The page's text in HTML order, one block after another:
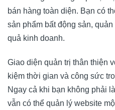
bán hàng toàn diện. Bạn có
sản phẩm bất động sản,
quả kinh doanh.
Giao diện quản trị thân thiện
kiệm thời gian và công sức
Ngay cả khi bạn không phải
vẫn có thể quản lý website